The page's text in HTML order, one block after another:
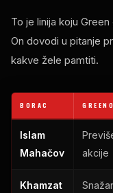
To je linija koju
On dovodi u pitanje
kakve žele pamtiti.
BORAC
Islam
Mahačov
akcije
Khamzat